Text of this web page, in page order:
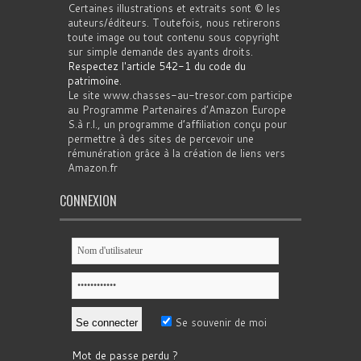
Certaines illustrations et extraits sont © les
auteurs/éditeurs. Toutefois, nous retirerons
toute image ou tout contenu sous copyright
sur simple demande des ayants droits.
Respectez l'article 542-1 du code du
patrimoine.
Le site www.chasses-au-tresor.com participe
au Programme Partenaires d’Amazon Europe
S.à r.l., un programme d’affiliation conçu pour
permettre à des sites de percevoir une
rémunération grâce à la création de liens vers
Amazon.fr
CONNEXION
Se souvenir de moi
Mot de passe perdu ?